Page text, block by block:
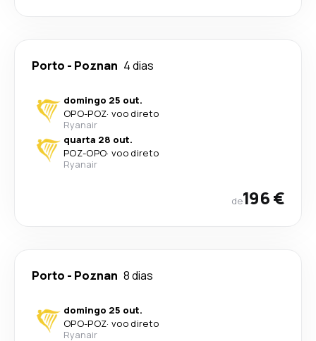
Porto - Poznan 4 dias
domingo 25 out.
OPO-POZ· voo direto
Ryanair
quarta 28 out.
POZ-OPO· voo direto
Ryanair
de196 €
Porto - Poznan 8 dias
domingo 25 out.
OPO-POZ· voo direto
Ryanair